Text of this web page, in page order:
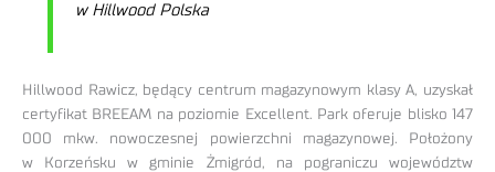
w Hillwood Polska
Hillwood Rawicz, będący centrum magazynowym klasy A, uzyskał
certyfikat BREEAM na poziomie Excellent. Park oferuje blisko 147
000 mkw. nowoczesnej powierzchni magazynowej. Położony
w Korzeńsku w gminie Żmigród, na pograniczu województw